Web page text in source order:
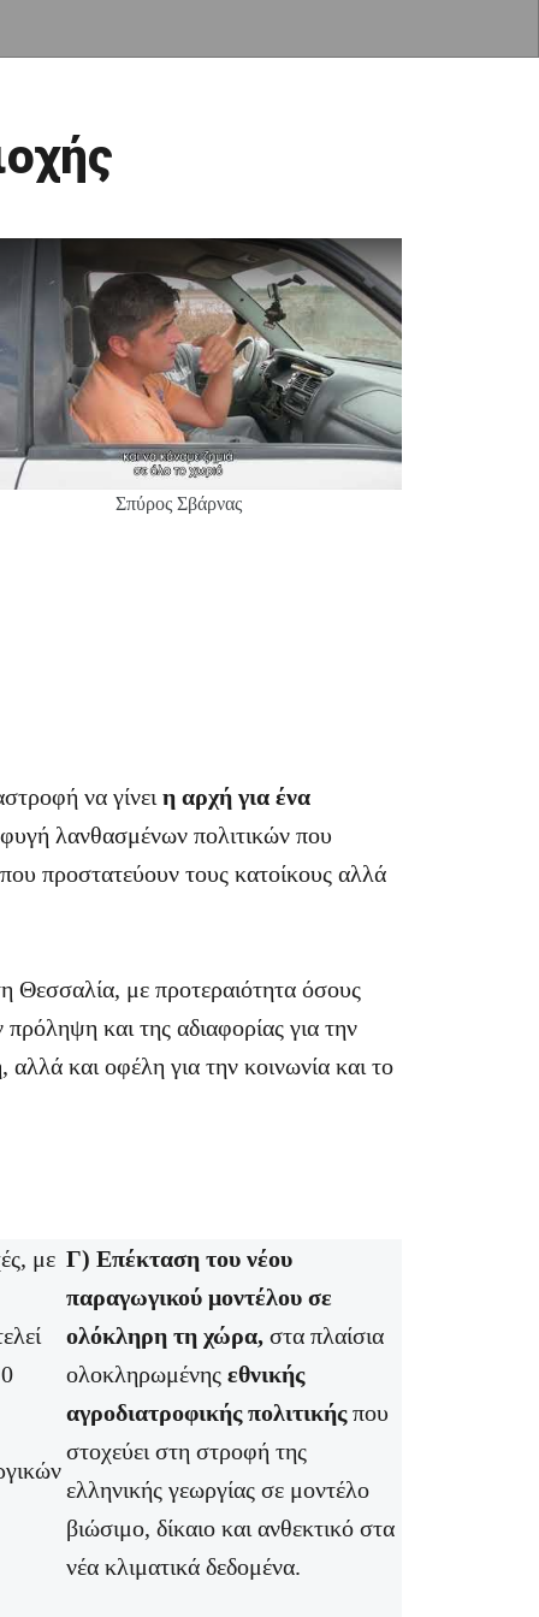
Σπύρος Σβάρνας
να γίνει η αρχή για ένα
λανθασμένων πολιτικών που
προστατεύουν τους κατοίκους αλλά
Θεσσαλία, με προτεραιότητα όσους
πρόληψη και της αδιαφορίας για την
αλλά και οφέλη για την κοινωνία και το
με Γ) Επέκταση του νέου
παραγωγικού μοντέλου σε
ολόκληρη τη χώρα, στα πλαίσια
ολοκληρωμένης εθνικής
αγροδιατροφικής πολιτικήςπου
στοχεύει στη στροφή της
ελληνικής γεωργίας σε μοντέλο
βιώσιμο, δίκαιο και ανθεκτικό στα
νέα κλιματικά δεδομένα.